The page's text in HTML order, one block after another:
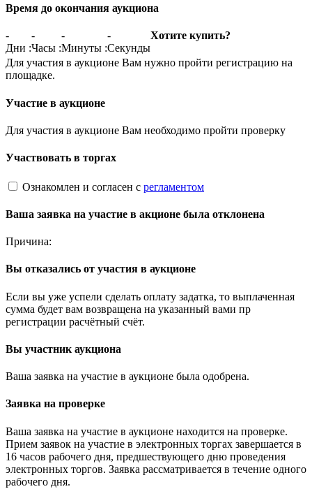
Время до окончания аукциона
-
Дни :
-
Часы :
-
Минуты :
-
Секунды
Хотите купить?
Для участия в аукционе Вам нужно пройти регистрацию на
площадке.
Участие в аукционе
Для участия в аукционе Вам необходимо пройти проверку
Участвовать в торгах
Ознакомлен и согласен с регламентом
Ваша заявка на участие в акционе была отклонена
Причина:
Вы отказались от участия в аукционе
Если вы уже успели сделать оплату задатка, то выплаченная
сумма будет вам возвращена на указанный вами пр
регистрации расчётный счёт.
Вы участник аукциона
Ваша заявка на участие в аукционе была одобрена.
Заявка на проверке
Ваша заявка на участие в аукционе находится на проверке.
Прием заявок на участие в электронных торгах завершается в
16 часов рабочего дня, предшествующего дню проведения
электронных торгов. Заявка рассматривается в течение одного
рабочего дня.